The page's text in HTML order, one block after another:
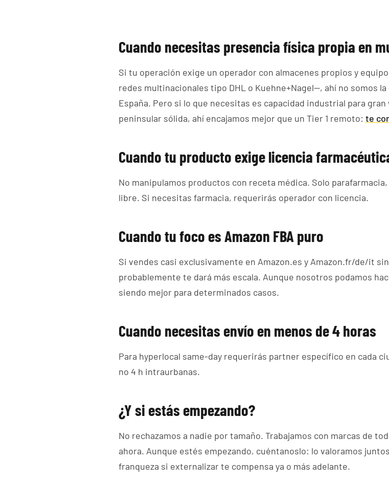
Cuando necesitas presencia física propia en
Si tu operación exige un operador con almacenes propios y
redes multinacionales tipo DHL o Kuehne+Nagel—, ahí no somos
España. Pero si lo que necesitas es capacidad industrial para
peninsular sólida, ahí encajamos mejor que un Tier 1 remoto: te
Cuando tu producto exige licencia
No manipulamos productos con receta médica. Solo
libre. Si necesitas farmacia, requerirás operador con licencia.
Cuando tu foco es Amazon FBA puro
Si vendes casi exclusivamente en Amazon.es y Amazon.fr/de/it
probablemente te dará más escala. Aunque nosotros podamos
siendo mejor para determinados casos.
Cuando necesitas envío en menos de 4 horas
Para hyperlocal same-day requerirás partner específico en cada
no 4 h intraurbanas.
¿Y si estás empezando?
No rechazamos a nadie por tamaño. Trabajamos con marcas de
ahora. Aunque estés empezando, cuéntanoslo: lo valoramos
franqueza si externalizar te compensa ya o más adelante.